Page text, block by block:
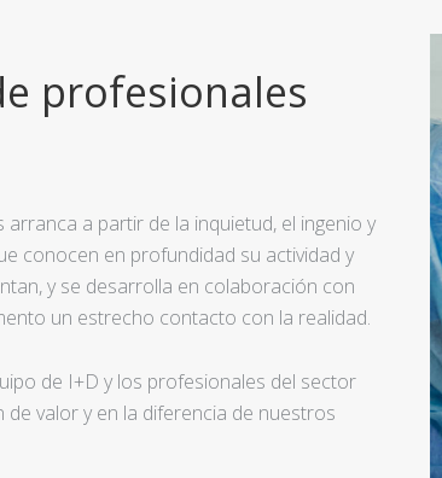
profesionales
a partir de la inquietud, el ingenio y
conocen en profundidad su actividad y
y se desarrolla en colaboración con
un estrecho contacto con la realidad.
de I+D y los profesionales del sector
valor y en la diferencia de nuestros